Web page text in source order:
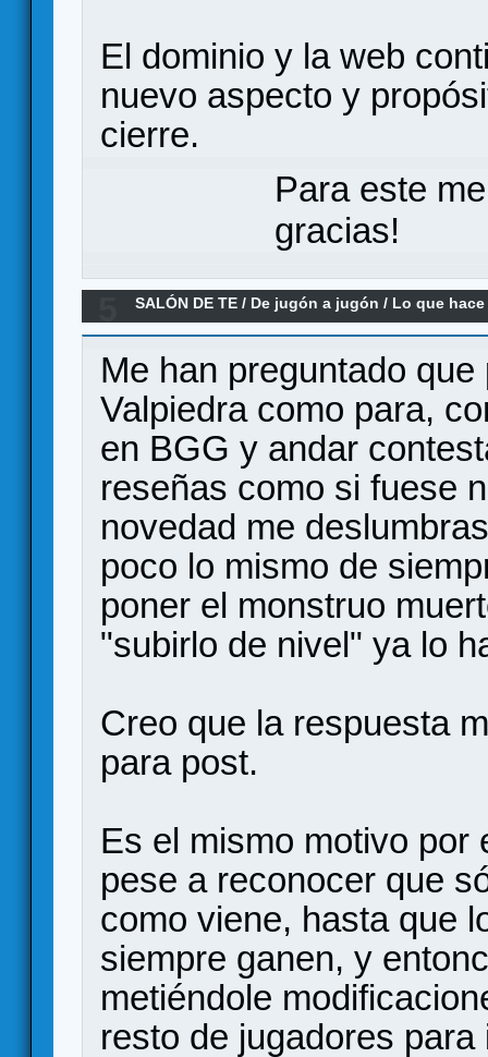
El dominio y la web
nuevo aspecto y
cierre.
Para este
gracias!
SALÓN DE TE / De jugón a jugón / Lo que hace
Me han preguntado
Valpiedra como para,
en BGG y andar
reseñas como si fuese
novedad me
poco lo mismo de
poner el monstruo
"subirlo de nivel" ya lo
Creo que la respuesta
para post.
Es el mismo motivo por
pese a reconocer que
como viene, hasta que
siempre ganen, y
metiéndole
resto de jugadores